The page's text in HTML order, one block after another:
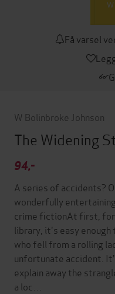
Få varsel
W Bolinbroke Johnson
The Widening
94,-
A series of accidents?
wonderfully
crime fictionAt first,
library, it's easy
who fell from a rolling
unfortunate accident.
explain away the
a loc…